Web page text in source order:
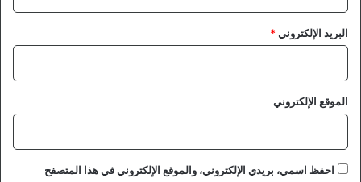
البريد الإلكتروني*
الموقع الإلكتروني
احفظ اسمي، بريدي الإلكتروني، والموقع الإلكتروني في هذا المتصفح